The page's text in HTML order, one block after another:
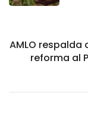
AMLO
reforma al